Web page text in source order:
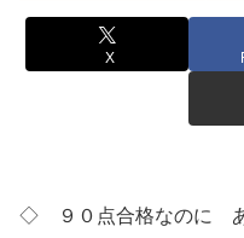
X
◇ ９０点合格なのに あ